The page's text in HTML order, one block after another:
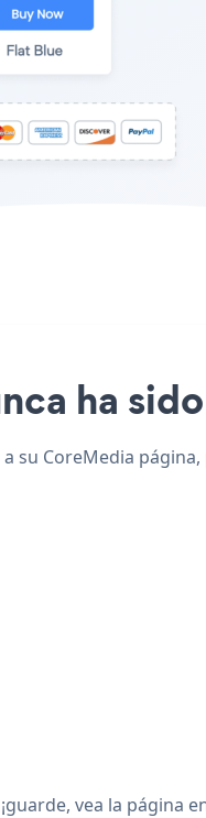
ha
su CoreMedia
vea la página